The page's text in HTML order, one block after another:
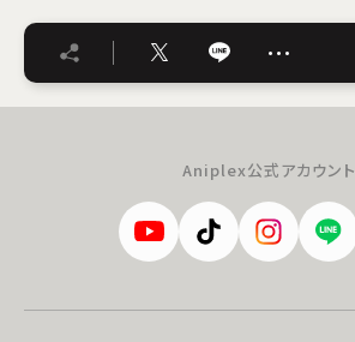
…
Aniplex公式アカウント